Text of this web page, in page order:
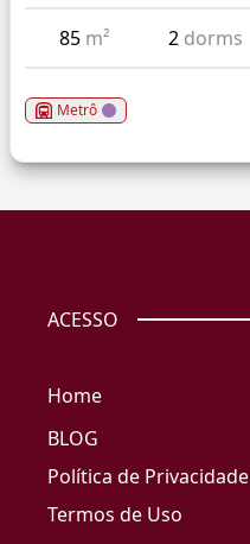
85 m² 2 dorms
Metrô
ACESSO
Home
BLOG
Política de Privacidade
Termos de Uso